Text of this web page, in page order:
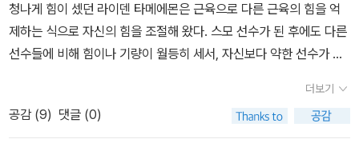
청나게 힘이 셌던 라이덴 타메에몬은 근육으로 다른 근육의 힘을 억
제하는 식으로 자신의 힘을 조절해 왔다. 스모 선수가 된 후에도 다른
선수들에 비해 힘이나 기량이 월등히 세서, 자신보다 약한 선수가 다
하기도 했다고... 그런 라이덴 타메에몬에게 시바와의 대결은 이제까
지 봉인해 왔던 힘과 기술을 100퍼센트 발휘할 수 있는 일종의 기회
이기도 할 터. 그리하여 라이덴 타메에몬은 자신이 가진 모든 힘과 기
더보기
공감 (9) 댓글 (0)